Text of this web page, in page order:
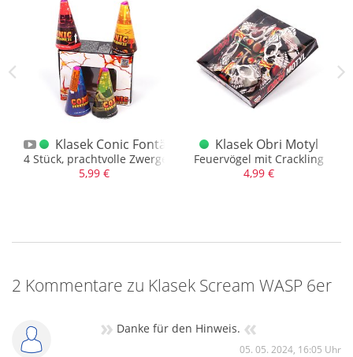
4er
Pfiff und Bukett
Klasek Conic Fontänen Mix Vulkan-Box 4er
4 Stück, prachtvolle Zwerge...
5,99 €
Klasek Obri Motyl
Feuervögel mit Crackling
4,99 €
2 Kommentare zu Klasek Scream WASP 6er
» Danke für den Hinweis. «
05. 05. 2024, 16:05 Uhr